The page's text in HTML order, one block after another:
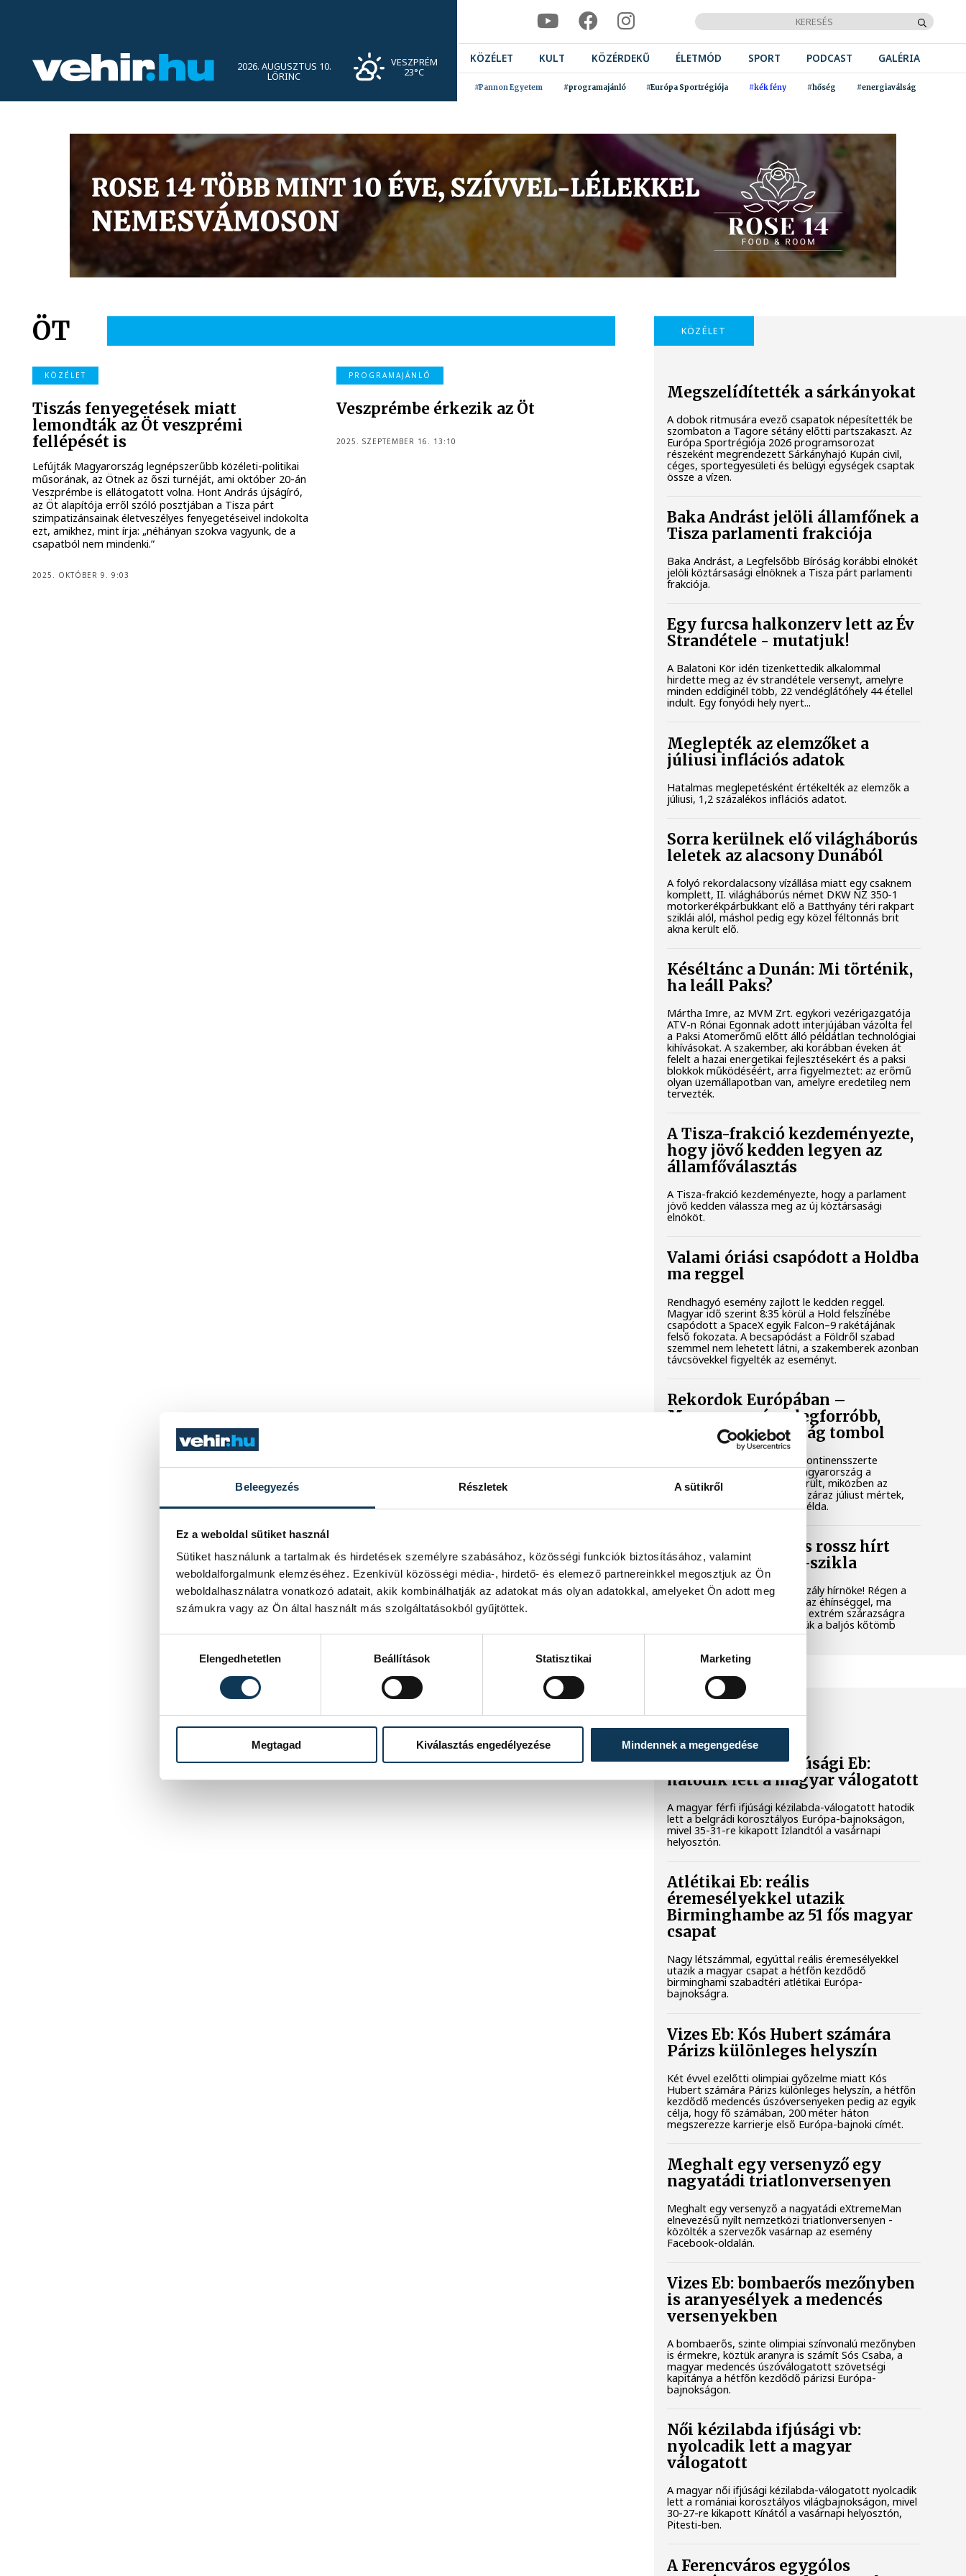
Beleegyezés Részletek A sütikről
Ez a weboldal sütiket használ
Sütiket használunk a tartalmak és hirdetések személyre szabásához, közösségi funkciók biztosításához, valamint
weboldalforgalmunk elemzéséhez. Ezenkívül közösségi média-, hirdető- és elemező partnereinkkel megosztjuk az Ön
weboldalhasználatra vonatkozó adatait, akik kombinálhatják az adatokat más olyan adatokkal, amelyeket Ön adott meg
számukra vagy az Ön által használt más szolgáltatásokból gyűjtöttek.
Elengedhetetlen
Beállítások Statisztikai Marketing
Megtagad Kiválasztás engedélyezése Mindennek a megengedése
2026. AUGUSZTUS 10.
LÖRINC
VESZPRÉM
23°C
KÖZÉLET KULT KÖZÉRDEKŰ ÉLETMÓD SPORT PODCAST GALÉRIA
#Pannon Egyetem #programajánló #Európa Sportrégiója #kék fény #hőség #energiaválság
ÖT
KÖZÉLET
Tiszás fenyegetések miatt
lemondták az Öt veszprémi
fellépését is
Lefújták Magyarország legnépszerűbb közéleti-politikai
műsorának, az Ötnek az őszi turnéját, ami október 20-án
Veszprémbe is ellátogatott volna. Hont András újságíró,
az Öt alapítója erről szóló posztjában a Tisza párt
szimpatizánsainak életveszélyes fenyegetéseivel indokolta
ezt, amikhez, mint írja: „néhányan szokva vagyunk, de a
csapatból nem mindenki.”
2025. OKTÓBER 9. 9:03
PROGRAMAJÁNLÓ
Veszprémbe érkezik az Öt
2025. SZEPTEMBER 16. 13:10
KÖZÉLET
Megszelídítették a sárkányokat
A dobok ritmusára evező csapatok népesítették be
szombaton a Tagore sétány előtti partszakaszt. Az
Európa Sportrégiója 2026 programsorozat
részeként megrendezett Sárkányhajó Kupán civil,
céges, sportegyesületi és belügyi egységek csaptak
össze a vízen.
Baka Andrást jelöli államfőnek a
Tisza parlamenti frakciója
Baka Andrást, a Legfelsőbb Bíróság korábbi elnökét
jelöli köztársasági elnöknek a Tisza párt parlamenti
frakciója.
Egy furcsa halkonzerv lett az Év
Strandétele - mutatjuk!
A Balatoni Kör idén tizenkettedik alkalommal
hirdette meg az év strandétele versenyt, amelyre
minden eddiginél több, 22 vendéglátóhely 44 étellel
indult. Egy fonyódi hely nyert...
Meglepték az elemzőket a
júliusi inflációs adatok
Hatalmas meglepetésként értékelték az elemzők a
júliusi, 1,2 százalékos inflációs adatot.
Sorra kerülnek elő világháborús
leletek az alacsony Dunából
A folyó rekordalacsony vízállása miatt egy csaknem
komplett, II. világháborús német DKW NZ 350-1
motorkerékpárbukkant elő a Batthyány téri rakpart
sziklái alól, máshol pedig egy közel féltonnás brit
akna került elő.
Késéltánc a Dunán: Mi történik,
ha leáll Paks?
Mártha Imre, az MVM Zrt. egykori vezérigazgatója
ATV-n Rónai Egonnak adott interjújában vázolta fel
a Paksi Atomerőmű előtt álló példátlan technológiai
kihívásokat. A szakember, aki korábban éveken át
felelt a hazai energetikai fejlesztésekért és a paksi
blokkok működéséért, arra figyelmeztet: az erőmű
olyan üzemállapotban van, amelyre eredetileg nem
tervezték.
A Tisza-frakció kezdeményezte,
hogy jövő kedden legyen az
államfőválasztás
A Tisza-frakció kezdeményezte, hogy a parlament
jövő kedden válassza meg az új köztársasági
elnököt.
Valami óriási csapódott a Holdba
ma reggel
Rendhagyó esemény zajlott le kedden reggel.
Magyar idő szerint 8:35 körül a Hold felszínébe
csapódott a SpaceX egyik Falcon–9 rakétájának
felső fokozata. A becsapódást a Földről szabad
szemmel nem lehetett látni, a szakemberek azonban
távcsövekkel figyelték az eseményt.
Rekordok Európában –
Magyarország a legforróbb,
Angliában szárazság tombol
Rá sem ismerünk Európára, kontinensszerte
rekordokat dönt a hőség. Magyarország a
legforróbb országok közé került, miközben az
Egyesült Királyságban olyan száraz júliust mértek,
amilyenre 155 éve nem volt példa.
A múltban és ma is rossz hírt
hoz a dunai Ínség-szikla
Újra kilátszik a Dunából az aszály hírnöke! Régen a
felbukkanása egyet jelentett az éhínséggel, ma
pedig a klímaváltozás okozta extrém szárazságra
hívja fel a figyelmet. Elmeséljük a baljós kőtömb
történetét.
SPORT
Férfi kézilabda ifjúsági Eb:
hatodik lett a magyar válogatott
A magyar férfi ifjúsági kézilabda-válogatott hatodik
lett a belgrádi korosztályos Európa-bajnokságon,
mivel 35-31-re kikapott Izlandtól a vasárnapi
helyosztón.
Atlétikai Eb: reális
éremesélyekkel utazik
Birminghambe az 51 fős magyar
csapat
Nagy létszámmal, egyúttal reális éremesélyekkel
utazik a magyar csapat a hétfőn kezdődő
birminghami szabadtéri atlétikai Európa-
bajnokságra.
Vizes Eb: Kós Hubert számára
Párizs különleges helyszín
Két évvel ezelőtti olimpiai győzelme miatt Kós
Hubert számára Párizs különleges helyszín, a hétfőn
kezdődő medencés úszóversenyeken pedig az egyik
célja, hogy fő számában, 200 méter háton
megszerezze karrierje első Európa-bajnoki címét.
Meghalt egy versenyző egy
nagyatádi triatlonversenyen
Meghalt egy versenyző a nagyatádi eXtremeMan
elnevezésű nyílt nemzetközi triatlonversenyen -
közölték a szervezők vasárnap az esemény
Facebook-oldalán.
Vizes Eb: bombaerős mezőnyben
is aranyesélyek a medencés
versenyekben
A bombaerős, szinte olimpiai színvonalú mezőnyben
is érmekre, köztük aranyra is számít Sós Csaba, a
magyar medencés úszóválogatott szövetségi
kapitánya a hétfőn kezdődő párizsi Európa-
bajnokságon.
Női kézilabda ifjúsági vb:
nyolcadik lett a magyar
válogatott
A magyar női ifjúsági kézilabda-válogatott nyolcadik
lett a romániai korosztályos világbajnokságon, mivel
30-27-re kikapott Kínától a vasárnapi helyosztón,
Pitesti-ben.
A Ferencváros egygólos